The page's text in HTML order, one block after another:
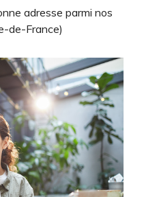
adresse parmi nos
de-France)